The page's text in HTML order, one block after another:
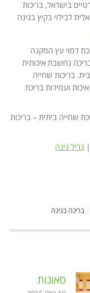
בישראל, בריכות
לבילוי בקיץ בגינה
דמוי עץ המקנה
נחשבת איכותית
בריכות שחייה
ועמידות בריכת
שחייה ביתית – בריכות
גריל גינה
בריכה בגינה
סאונות